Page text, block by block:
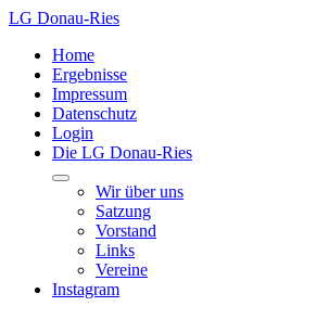
LG Donau-Ries
Home
Ergebnisse
Impressum
Datenschutz
Login
Die LG Donau-Ries
Wir über uns
Satzung
Vorstand
Links
Vereine
Instagram